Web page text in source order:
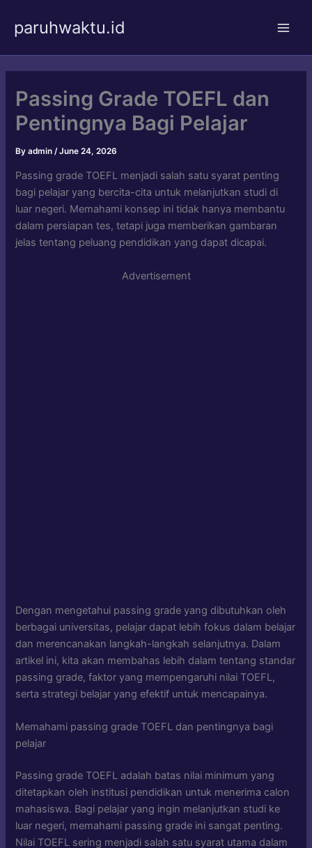
content
paruhwaktu.id
Passing Grade TOEFL dan
Pentingnya Bagi Pelajar
Byadmin /June 24, 2026
Passing grade TOEFL menjadi salah satu syarat penting
bagi pelajar yang bercita-cita untuk melanjutkan studi di
luar negeri. Memahami konsep ini tidak hanya membantu
dalam persiapan tes, tetapi juga memberikan gambaran
jelas tentang peluang pendidikan yang dapat dicapai.
Advertisement
Dengan mengetahui passing grade yang dibutuhkan oleh
berbagai universitas, pelajar dapat lebih fokus dalam belajar
dan merencanakan langkah-langkah selanjutnya. Dalam
artikel ini, kita akan membahas lebih dalam tentang standar
passing grade, faktor yang mempengaruhi nilai TOEFL,
serta strategi belajar yang efektif untuk mencapainya.
Memahami passing grade TOEFL dan pentingnya bagi
pelajar
Passing grade TOEFL adalah batas nilai minimum yang
ditetapkan oleh institusi pendidikan untuk menerima calon
mahasiswa. Bagi pelajar yang ingin melanjutkan studi ke
luar negeri, memahami passing grade ini sangat penting.
Nilai TOEFL sering menjadi salah satu syarat utama dalam